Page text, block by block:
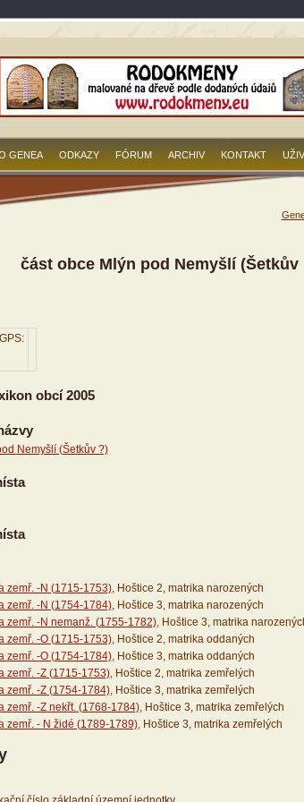
GENEA ODKAZY FÓRUM ARCHIV KONTAKT
část obce Mlýn pod Nemyšlí (Šetkův
GPS:
obcí 2005
Nemyšlí (Šetkův ?)
zemř. -N (1715-1753), Hoštice 2, matrika narozených
zemř. -N (1754-1784), Hoštice 3, matrika narozených
zemř. -N nemanž. (1755-1782), Hoštice 3, matrika
zemř. -O (1715-1753), Hoštice 2, matrika oddaných
zemř. -O (1754-1784), Hoštice 3, matrika oddaných
zemř. -Z (1715-1753), Hoštice 2, matrika zemřelých
zemř. -Z (1754-1784), Hoštice 3, matrika zemřelých
zemř. -Z nekřt. (1768-1784), Hoštice 3, matrika zemřelých
zemř. - N židé (1789-1789), Hoštice 3, matrika zemřelých